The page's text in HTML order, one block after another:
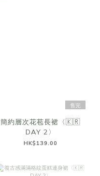
售完
簡約層次花苞長裙〈🇰🇷
DAY 2〉
HK$139.00